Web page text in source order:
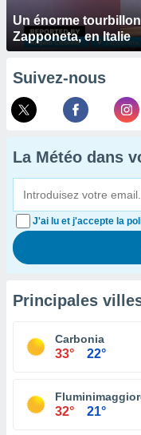
Un énorme
Zapponeta, en Italie
Suivez-nous
La Météo dans
J'ai lu et j'accepte la
Principales
Carbonia
33° 22°
32° 21°